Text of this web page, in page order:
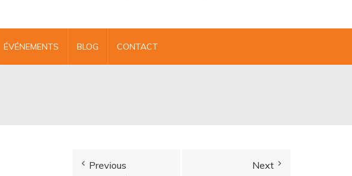
ÉVÉNEMENTS BLOG CONTACT
Previous Next